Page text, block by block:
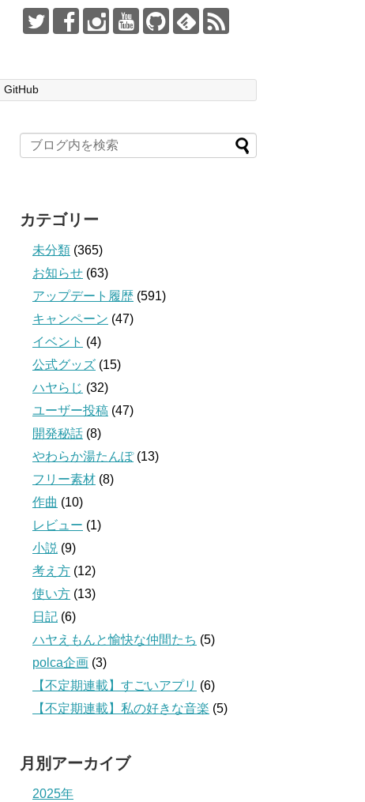
GitHub
カテゴリー
未分類 (365)
お知らせ (63)
アップデート履歴 (591)
キャンペーン (47)
イベント (4)
公式グッズ (15)
ハヤらじ (32)
ユーザー投稿 (47)
開発秘話 (8)
やわらか湯たんぽ(13)
フリー素材 (8)
作曲 (10)
レビュー (1)
小説 (9)
考え方 (12)
使い方 (13)
日記 (6)
ハヤえもんと愉快な仲間たち (5)
polca企画 (3)
【不定期連載】すごいアプリ (6)
【不定期連載】私の好きな音楽 (5)
月別アーカイブ
2025年